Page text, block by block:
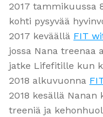
2017 tammikuussa
kohti pysyvää
2017 keväällä FIT
jossa Nana treenaa
jatke Lifefitille kun
2018 alkuvuonna
2018 kesällä Nanan
treeniä ja